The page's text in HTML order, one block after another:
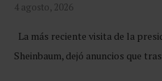
4 agosto, 2026
La más reciente visita de la
Sheinbaum, dejó anuncios que